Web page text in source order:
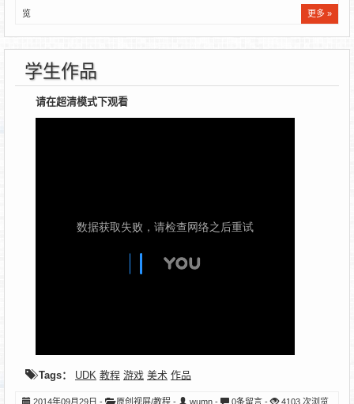
览 更多 »
学生作品
请在超清模式下观看
Tags： UDK 教程 游戏 美术 作品
2014年09月29日 - 原创视屏/教程 - wumn - 0条留言 - 4103 次浏览